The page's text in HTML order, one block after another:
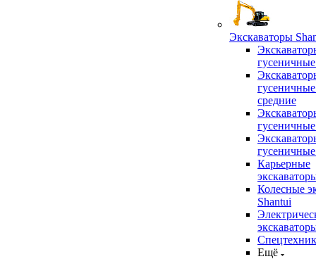
Экскаваторы
средние
Карьерные
Колесные
Shantui
Ещё